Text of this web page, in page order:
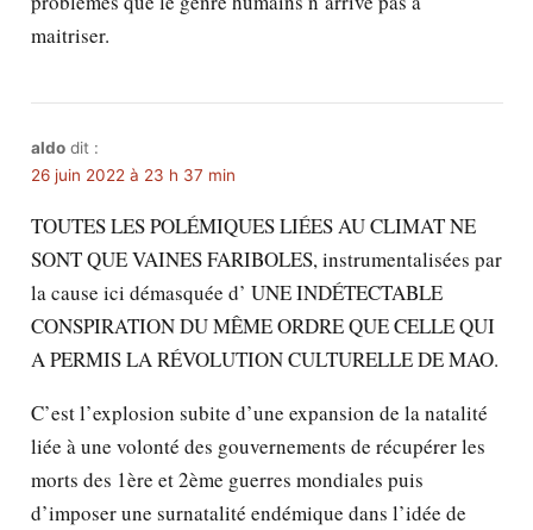
maitriser.
aldo dit :
26 juin 2022 à 23 h 37 min
TOUTES LES POLÉMIQUES LIÉES AU CLIMAT NE
SONT QUE VAINES FARIBOLES, instrumentalisées par
la cause ici démasquée d’ UNE INDÉTECTABLE
CONSPIRATION DU MÊME ORDRE QUE CELLE QUI
A PERMIS LA RÉVOLUTION CULTURELLE DE MAO.
C’est l’explosion subite d’une expansion de la natalité
liée à une volonté des gouvernements de récupérer les
morts des 1ère et 2ème guerres mondiales puis
d’imposer une surnatalité endémique dans l’idée de